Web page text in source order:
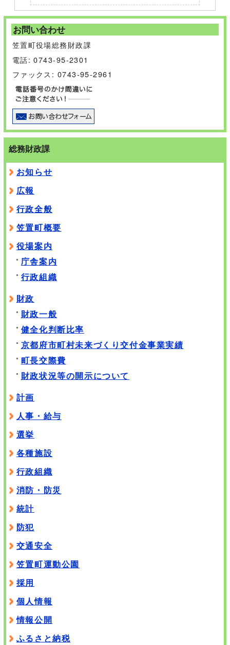
お問い合わせ
笠置町役場総務財政課
電話: 0743-95-2301
ファックス: 0743-95-2961
総務財政課
お知らせ
広報
行政全般
笠置町概要
役場案内
庁舎案内
行政組織
財政
財政一般
健全化判断比率
京都府市町村未来づくり交付金事業実績
町長交際費
財政状況等の開示について
計画
人事・給与
選挙
各種施設
行政組織
消防・防災
統計
防犯
交通安全
笠置町運動公園
採用
個人情報
情報公開
ふるさと納税